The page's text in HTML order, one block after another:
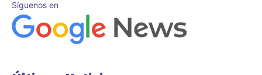
Síguenos en